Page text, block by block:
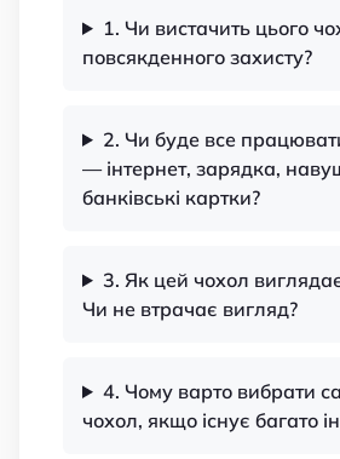
1. Чи вистачить цього
повсякденного захисту?
2. Чи буде все
— інтернет, зарядка,
банківські картки?
3. Як цей чохол
Чи не втрачає вигляд?
4. Чому варто вибрати
чохол, якщо існує багато